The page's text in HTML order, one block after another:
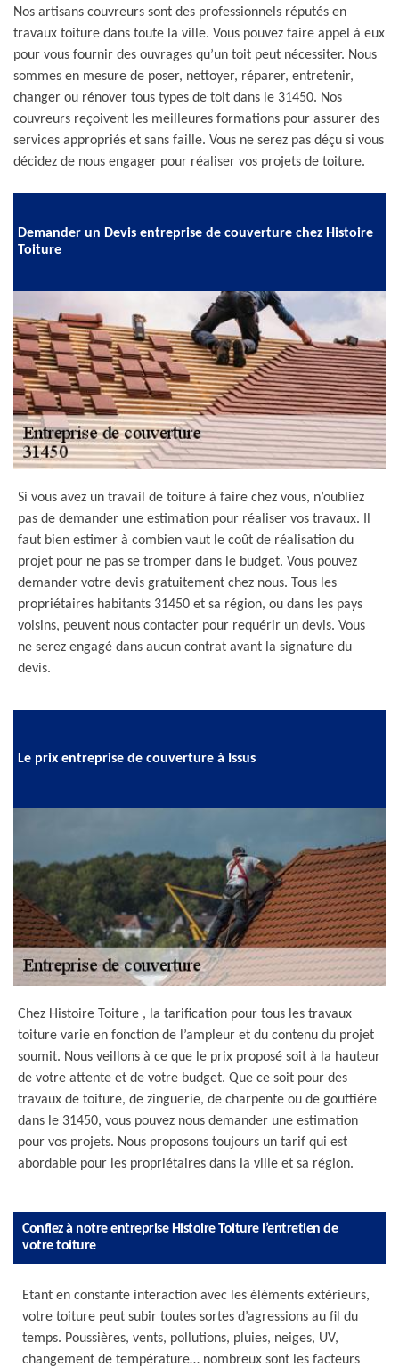
Nos artisans couvreurs sont des professionnels réputés en
travaux toiture dans toute la ville. Vous pouvez faire appel à eux
pour vous fournir des ouvrages qu’un toit peut nécessiter. Nous
sommes en mesure de poser, nettoyer, réparer, entretenir,
changer ou rénover tous types de toit dans le 31450. Nos
couvreurs reçoivent les meilleures formations pour assurer des
services appropriés et sans faille. Vous ne serez pas déçu si vous
décidez de nous engager pour réaliser vos projets de toiture.
Demander un Devis entreprise de couverture chez Histoire
Toiture
Si vous avez un travail de toiture à faire chez vous, n’oubliez
pas de demander une estimation pour réaliser vos travaux. Il
faut bien estimer à combien vaut le coût de réalisation du
projet pour ne pas se tromper dans le budget. Vous pouvez
demander votre devis gratuitement chez nous. Tous les
propriétaires habitants 31450 et sa région, ou dans les pays
voisins, peuvent nous contacter pour requérir un devis. Vous
ne serez engagé dans aucun contrat avant la signature du
devis.
Le prix entreprise de couverture à Issus
Chez Histoire Toiture , la tarification pour tous les travaux
toiture varie en fonction de l’ampleur et du contenu du projet
soumit. Nous veillons à ce que le prix proposé soit à la hauteur
de votre attente et de votre budget. Que ce soit pour des
travaux de toiture, de zinguerie, de charpente ou de gouttière
dans le 31450, vous pouvez nous demander une estimation
pour vos projets. Nous proposons toujours un tarif qui est
abordable pour les propriétaires dans la ville et sa région.
Confiez à notre entreprise Histoire Toiture l’entretien de
votre toiture
Etant en constante interaction avec les éléments extérieurs,
votre toiture peut subir toutes sortes d’agressions au fil du
temps. Poussières, vents, pollutions, pluies, neiges, UV,
changement de température… nombreux sont les facteurs